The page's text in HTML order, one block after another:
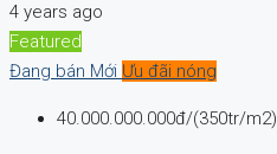
4 years ago
Featured
Đang bán Mới Ưu đãi nóng
40.000.000.000đ/(350tr/m2)